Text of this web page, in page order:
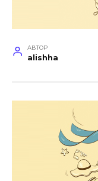
АВТОР
alishha